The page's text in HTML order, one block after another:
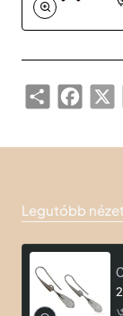
Share X
Legutóbb